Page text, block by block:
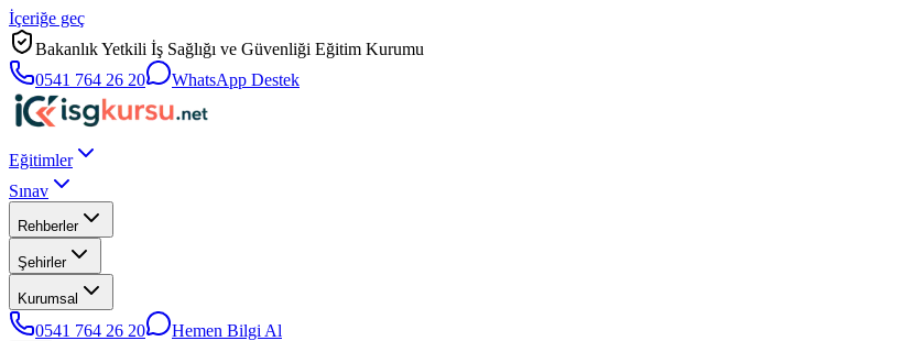
İçeriğe geç
Bakanlık Yetkili İş Sağlığı ve Güvenliği Eğitim Kurumu
0541 764 26 20
WhatsApp Destek
Eğitimler
Sınav
Rehberler
Şehirler
Kurumsal
0541 764 26 20 Hemen Bilgi Al